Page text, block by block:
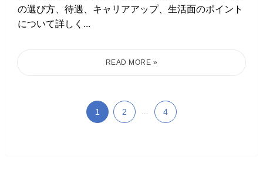
の選び方、待遇、キャリアアップ、生活面のポイント
について詳しく...
1 2 ... 4